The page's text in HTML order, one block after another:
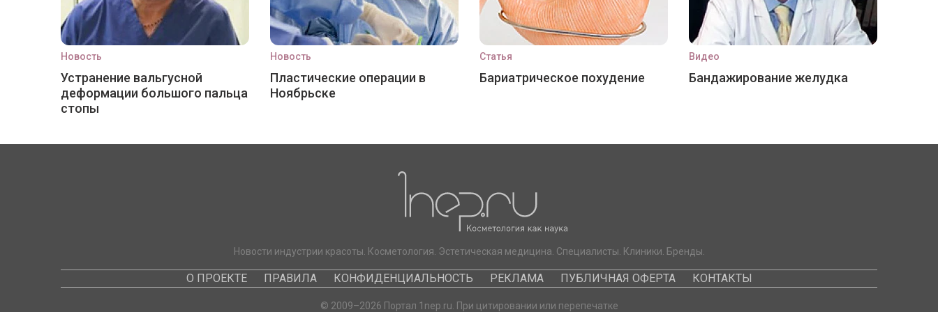
Новость
Устранение вальгусной
деформации большого пальца
стопы
Новость
Пластические операции в
Ноябрьске
Статья
Бариатрическое похудение
Видео
Бандажирование желудка
Новости индустрии красоты. Косметология. Эстетическая медицина. Специалисты. Клиники. Бренды.
О ПРОЕКТЕ ПРАВИЛА КОНФИДЕНЦИАЛЬНОСТЬ РЕКЛАМА ПУБЛИЧНАЯ ОФЕРТА КОНТАКТЫ
© 2009–2026 Портал 1nep.ru. При цитировании или перепечатке